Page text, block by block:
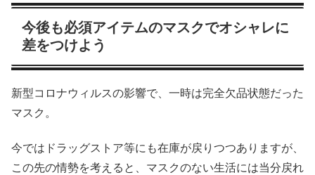
今後も必須アイテムのマスクでオシャレに
差をつけよう
新型コロナウィルスの影響で、一時は完全欠品状態だった
マスク。
今ではドラッグストア等にも在庫が戻りつつありますが、
この先の情勢を考えると、マスクのない生活には当分戻れ